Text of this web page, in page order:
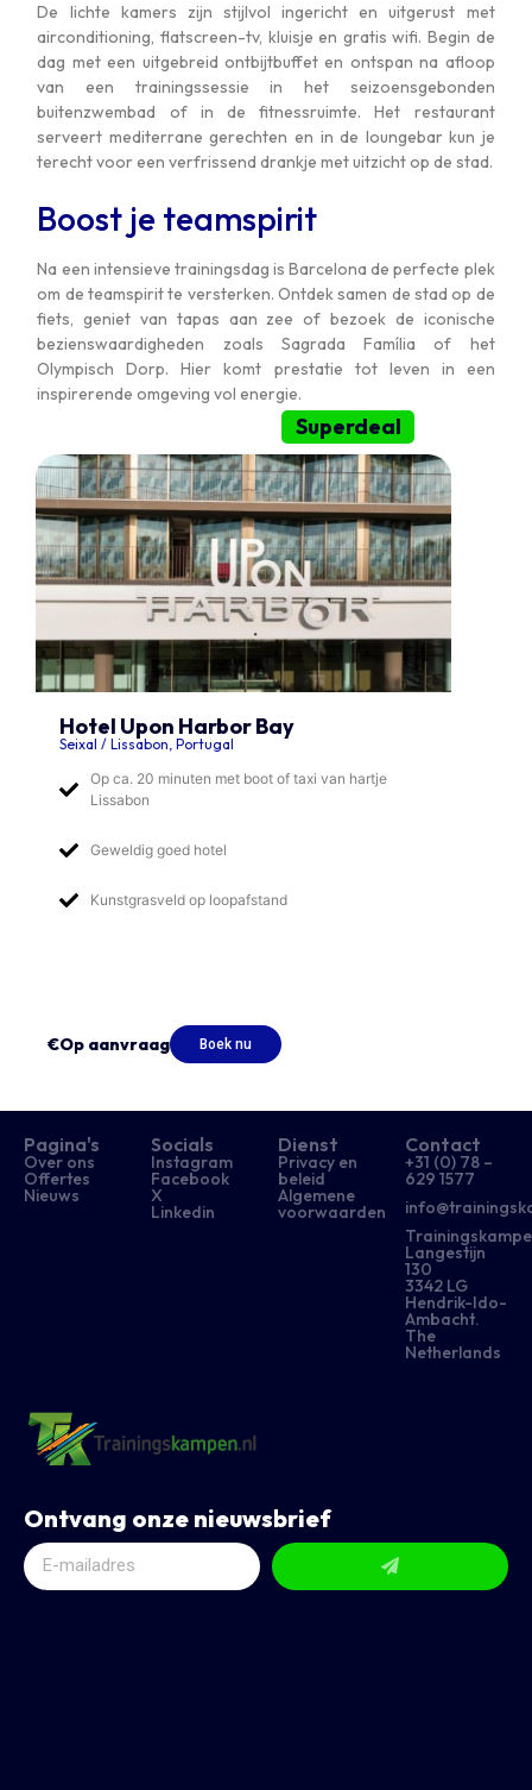
De lichte kamers zijn stijlvol ingericht en uitgerust met
airconditioning, flatscreen-tv, kluisje en gratis wifi. Begin de
dag met een uitgebreid ontbijtbuffet en ontspan na afloop
van een trainingssessie in het seizoensgebonden
buitenzwembad of in de fitnessruimte. Het restaurant
serveert mediterrane gerechten en in de loungebar kun je
terecht voor een verfrissend drankje met uitzicht op de stad.
Boost je teamspirit
Na een intensieve trainingsdag is Barcelona de perfecte plek
om de teamspirit te versterken. Ontdek samen de stad op de
fiets, geniet van tapas aan zee of bezoek de iconische
bezienswaardigheden zoals Sagrada Família of het
Olympisch Dorp. Hier komt prestatie tot leven in een
inspirerende omgeving vol energie.
Hotel Upon Harbor Bay
Seixal / Lissabon, Portugal
Superdeal
Op ca. 20 minuten met boot of taxi van hartje
Lissabon
Geweldig goed hotel
Kunstgrasveld op loopafstand
€Op aanvraag Boek nu
Pagina's
Over ons
Offertes
Nieuws
Socials
Instagram
Facebook
X
Linkedin
Dienst
Privacy en
beleid
Algemene
voorwaarden
Contact
+31 (0) 78 –
629 1577​
Langestijn
130
3342 LG
Hendrik-Ido-
Ambacht.
The
Netherlands
Ontvang onze nieuwsbrief